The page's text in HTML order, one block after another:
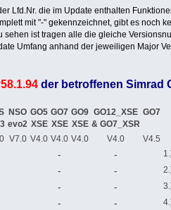
Lfd.Nr. die im Update enthalten
mit "-" gekennzeichnet, gibt es noch
sehen ist tragen alle die gleiche
Umfang anhand der jeweiligen Major
der betroffenen Simrad
NSO
evo2
GO5
XSE
GO7
XSE
GO9
XSE
GO12_XSE
& GO7_XSR
GO7
V7.0 V4.0 V4.0 V4.0 V4.0 V4.5
- -
- -
- -
- -